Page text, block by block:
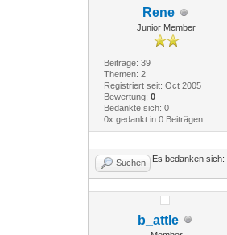
Rene
Junior Member
Beiträge: 39
Themen: 2
Registriert seit: Oct 2005
Bewertung: 0
Bedankte sich: 0
0x gedankt in 0 Beiträgen
Suchen Es bedanken sich:
b_attle